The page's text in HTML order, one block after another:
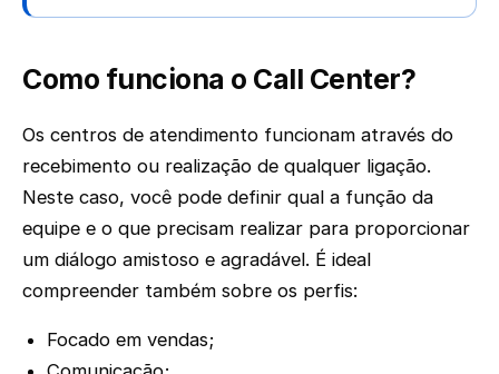
Como funciona o Call Center?
Os centros de atendimento funcionam através do
recebimento ou realização de qualquer ligação.
Neste caso, você pode definir qual a função da
equipe e o que precisam realizar para proporcionar
um diálogo amistoso e agradável. É ideal
compreender também sobre os perfis:
Focado em vendas;